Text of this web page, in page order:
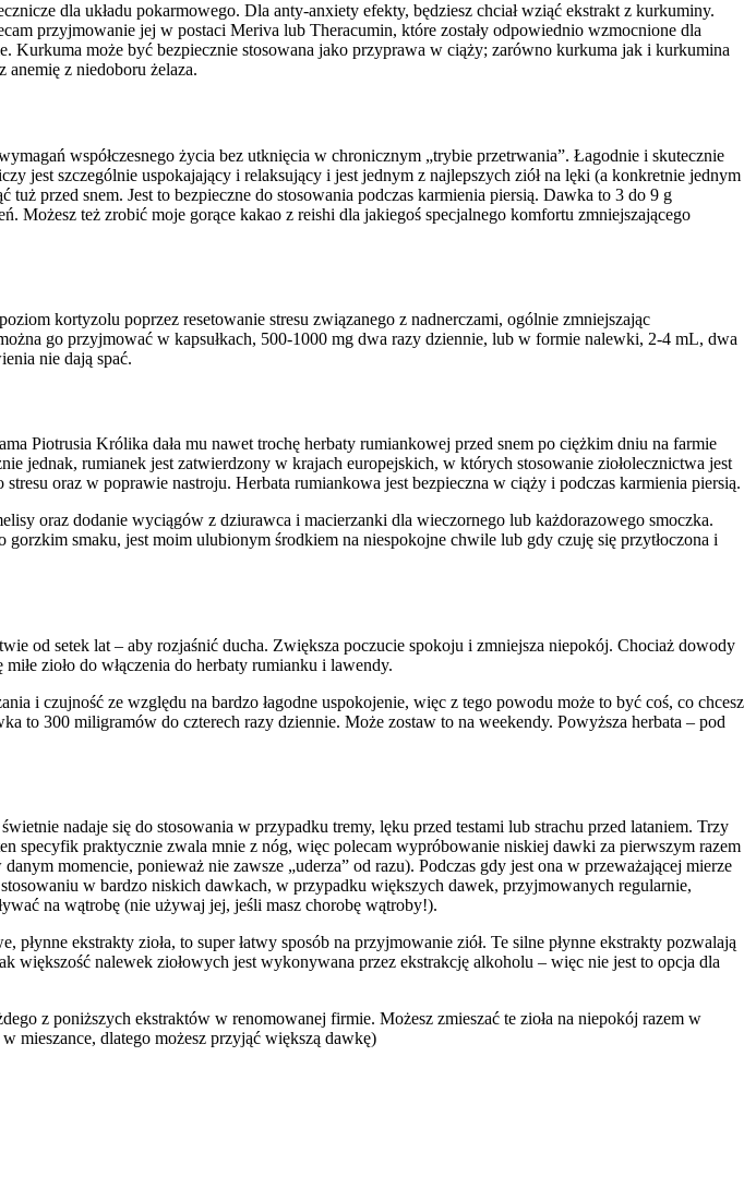
dla układu pokarmowego. Dla anty-anxiety efekty, będziesz chciał wziąć ekstrakt z kurkuminy.
przyjmowanie jej w postaci Meriva lub Theracumin, które zostały odpowiednio wzmocnione dla
Kurkuma może być bezpiecznie stosowana jako przyprawa w ciąży; zarówno kurkuma jak i kurkumina
anemię z niedoboru żelaza.
współczesnego życia bez utknięcia w chronicznym „trybie przetrwania”. Łagodnie i skutecznie
jest szczególnie uspokajający i relaksujący i jest jednym z najlepszych ziół na lęki (a konkretnie jednym
przed snem. Jest to bezpieczne do stosowania podczas karmienia piersią. Dawka to 3 do 9 g
też zrobić moje gorące kakao z reishi dla jakiegoś specjalnego komfortu zmniejszającego
kortyzolu poprzez resetowanie stresu związanego z nadnerczami, ogólnie zmniejszając
go przyjmować w kapsułkach, 500-1000 mg dwa razy dziennie, lub w formie nalewki, 2-4 mL, dwa
nie dają spać.
Piotrusia Królika dała mu nawet trochę herbaty rumiankowej przed snem po ciężkim dniu na farmie
jednak, rumianek jest zatwierdzony w krajach europejskich, w których stosowanie ziołolecznictwa jest
oraz w poprawie nastroju. Herbata rumiankowa jest bezpieczna w ciąży i podczas karmienia piersią.
oraz dodanie wyciągów z dziurawca i macierzanki dla wieczornego lub każdorazowego smoczka.
smaku, jest moim ulubionym środkiem na niespokojne chwile lub gdy czuję się przytłoczona i
od setek lat – aby rozjaśnić ducha. Zwiększa poczucie spokoju i zmniejsza niepokój. Chociaż dowody
zioło do włączenia do herbaty rumianku i lawendy.
i czujność ze względu na bardzo łagodne uspokojenie, więc z tego powodu może to być coś, co chcesz
to 300 miligramów do czterech razy dziennie. Może zostaw to na weekendy. Powyższa herbata – pod
nadaje się do stosowania w przypadku tremy, lęku przed testami lub strachu przed lataniem. Trzy
specyfik praktycznie zwala mnie z nóg, więc polecam wypróbowanie niskiej dawki za pierwszym razem
momencie, ponieważ nie zawsze „uderza” od razu). Podczas gdy jest ona w przeważającej mierze
w bardzo niskich dawkach, w przypadku większych dawek, przyjmowanych regularnie,
na wątrobę (nie używaj jej, jeśli masz chorobę wątroby!).
ekstrakty zioła, to super łatwy sposób na przyjmowanie ziół. Te silne płynne ekstrakty pozwalają
nalewek ziołowych jest wykonywana przez ekstrakcję alkoholu – więc nie jest to opcja dla
z poniższych ekstraktów w renomowanej firmie. Możesz zmieszać te zioła na niepokój razem w
mieszance, dlatego możesz przyjąć większą dawkę)